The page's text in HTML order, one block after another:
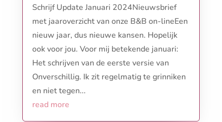
Schrijf Update Januari 2024Nieuwsbrief
met jaaroverzicht van onze B&B on-lineEen
nieuw jaar, dus nieuwe kansen. Hopelijk
ook voor jou. Voor mij betekende januari:
Het schrijven van de eerste versie van
Onverschillig. Ik zit regelmatig te grinniken
en niet tegen...
read more